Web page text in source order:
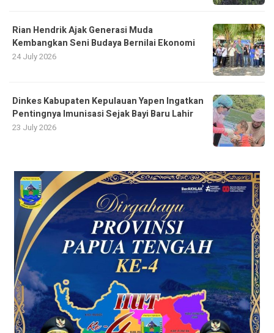
Rian Hendrik Ajak Generasi Muda
Kembangkan Seni Budaya Bernilai Ekonomi
24 July 2026
Dinkes Kabupaten Kepulauan Yapen Ingatkan
Pentingnya Imunisasi Sejak Bayi Baru Lahir
23 July 2026